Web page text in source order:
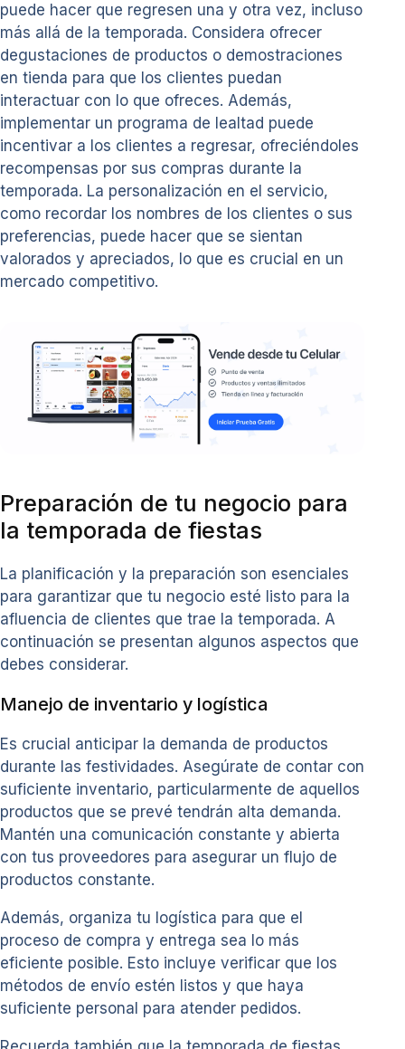
puede hacer que regresen una y otra vez, incluso
más allá de la temporada. Considera ofrecer
degustaciones de productos o demostraciones
en tienda para que los clientes puedan
interactuar con lo que ofreces. Además,
implementar un programa de lealtad puede
incentivar a los clientes a regresar, ofreciéndoles
recompensas por sus compras durante la
temporada. La personalización en el servicio,
como recordar los nombres de los clientes o sus
preferencias, puede hacer que se sientan
valorados y apreciados, lo que es crucial en un
mercado competitivo.
Preparación de tu negocio para
la temporada de fiestas
La planificación y la preparación son esenciales
para garantizar que tu negocio esté listo para la
afluencia de clientes que trae la temporada. A
continuación se presentan algunos aspectos que
debes considerar.
Manejo de inventario y logística
Es crucial anticipar la demanda de productos
durante las festividades. Asegúrate de contar con
suficiente inventario, particularmente de aquellos
productos que se prevé tendrán alta demanda.
Mantén una comunicación constante y abierta
con tus proveedores para asegurar un flujo de
productos constante.
Además, organiza tu logística para que el
proceso de compra y entrega sea lo más
eficiente posible. Esto incluye verificar que los
métodos de envío estén listos y que haya
suficiente personal para atender pedidos.